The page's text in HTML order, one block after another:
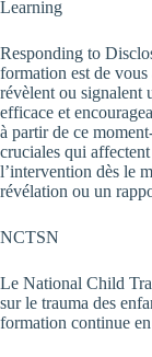
Learning
Responding to
formation est de
révèlent ou signalent
efficace et
à partir de ce
cruciales qui
l’intervention dès le
révélation ou un
NCTSN
Le National Child
sur le trauma des
formation continue